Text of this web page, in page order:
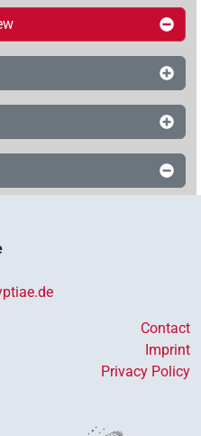
Contact
Imprint
Privacy Policy